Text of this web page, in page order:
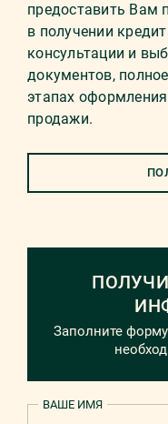
предоставить Вам
в получении
консультации и
документов,
этапах
продажи.
Заполните
ВАШЕ ИМЯ